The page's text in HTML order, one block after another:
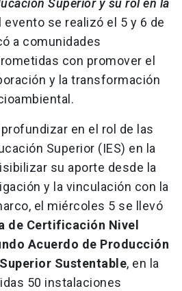
Superior y su rol en la
evento se realizó el 5 y 6 de
a comunidades
con promover el
y la transformación
en el rol de las
Superior (IES) en la
su aporte desde la
y la vinculación con la
el miércoles 5 se llevó
de Certificación Nivel
Acuerdo de Producción
Sustentable, en la
50 instalaciones